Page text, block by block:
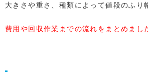
大きさや重さ、種類によって値段のふり
費用や回収作業までの流れをまとめまし